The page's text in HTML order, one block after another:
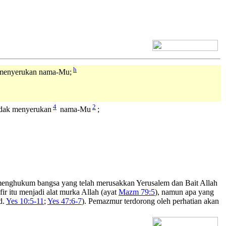
nama-Mu; h
menyerukan 4 nama-Mu 2 ;
bangsa yang telah merusakkan Yerusalem dan Bait Allah
itu menjadi alat murka Allah (ayat Mazm 79:5), namun apa yang
Yes 10:5-11 ; Yes 47:6-7). Pemazmur terdorong oleh perhatian akan